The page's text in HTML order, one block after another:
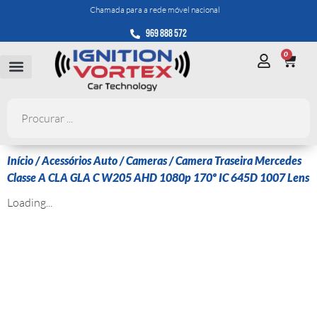
Chamada para a rede móvel nacional
969 888 572
0
Início/Acessórios Auto/Cameras/ Camera Traseira Mercedes
Classe A CLA GLA C W205 AHD 1080p 170º IC 645D 1007 Lens
Loading...